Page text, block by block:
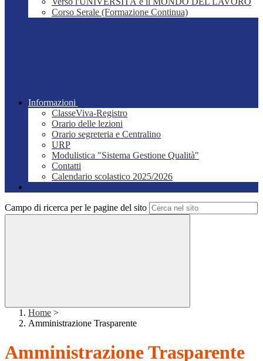
Corso Serale (Formazione Continua)
Informazioni
ClasseViva-Registro
Orario delle lezioni
Orario segreteria e Centralino
URP
Modulistica "Sistema Gestione Qualità"
Contatti
Calendario scolastico 2025/2026
Campo di ricerca per le pagine del sito
Home >
Amministrazione Trasparente
Amministrazione Trasparente